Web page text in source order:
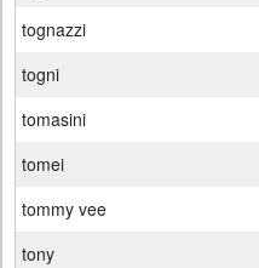
tognazzi
togni
tomasini
tomei
tommy vee
tony